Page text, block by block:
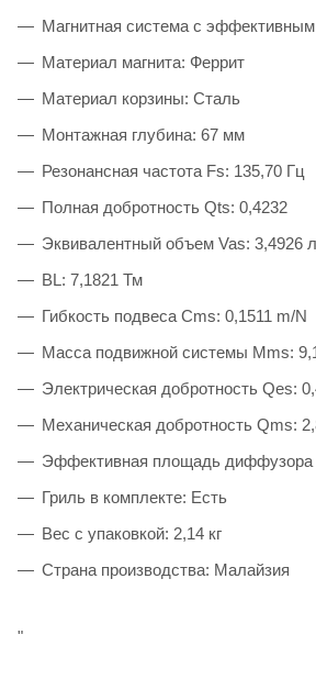
Магнитная система с
Материал магнита: Феррит
Материал корзины: Сталь
Монтажная глубина: 67 мм
Резонансная частота Fs: 135,70 Гц
Полная добротность Qts: 0,4232
Эквивалентный объем Vas: 3,4926 л
BL: 7,1821 Тм
Гибкость подвеса Cms: 0,1511 m/N
Масса подвижной системы Mms:
Электрическая добротность Qes:
Механическая добротность Qms:
Эффективная площадь диффузора
Гриль в комплекте: Есть
Вес с упаковкой: 2,14 кг
Страна производства: Малайзия
"